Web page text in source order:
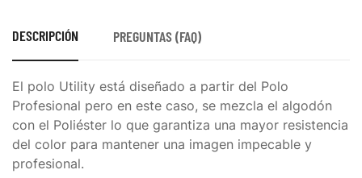
DESCRIPCIÓN PREGUNTAS (FAQ)
El polo Utility está diseñado a partir del Polo
Profesional pero en este caso, se mezcla el algodón
con el Poliéster lo que garantiza una mayor resistencia
del color para mantener una imagen impecable y
profesional.